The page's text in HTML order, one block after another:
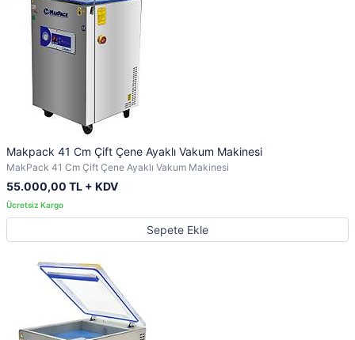
Makpack 41 Cm Çift Çene Ayaklı Vakum Makinesi
MakPack 41 Cm Çift Çene Ayaklı Vakum Makinesi
55.000,00 TL + KDV
Sepete Ekle